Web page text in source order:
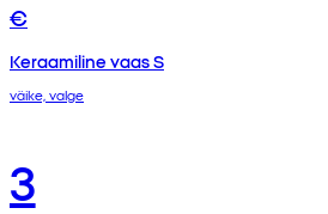
€
Keraamiline vaas S
väike, valge
3